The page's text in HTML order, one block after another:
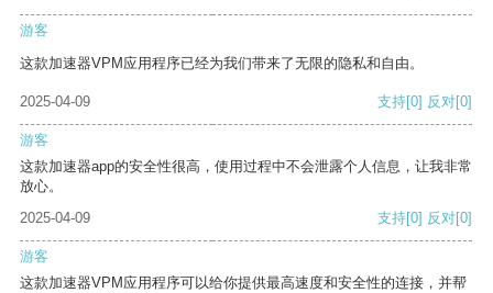
游客
这款加速器VPM应用程序已经为我们带来了无限的隐私和自由。
2025-04-09 支持[0] 反对[0]
游客
这款加速器app的安全性很高，使用过程中不会泄露个人信息，让我非常
放心。
2025-04-09
支持[0] 反对[0]
游客
这款加速器VPM应用程序可以给你提供最高速度和安全性的连接，并帮